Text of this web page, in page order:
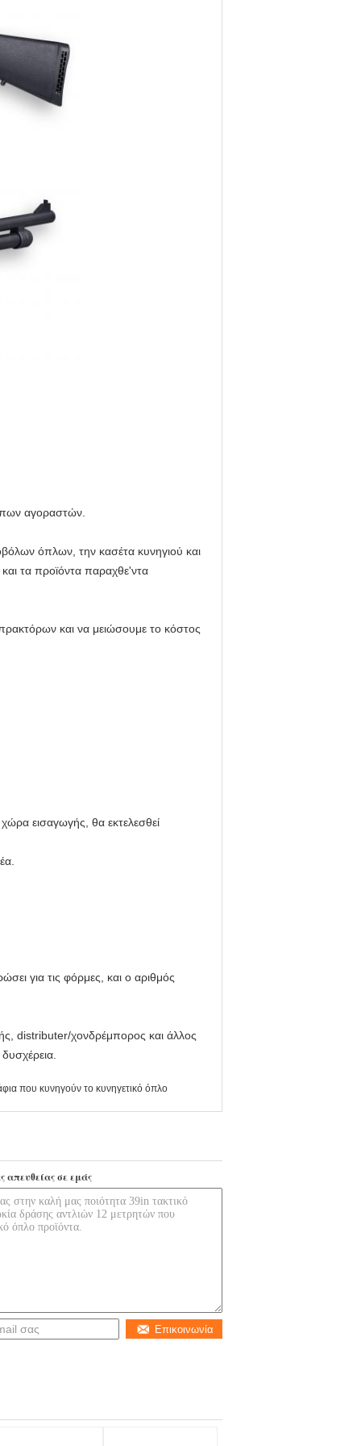
αγοραστών.
όπλων, την κασέτα κυνηγιού και
τα προϊόντα παραχθε'ντα
και να μειώσουμε το κόστος
εισαγωγής, θα εκτελεσθεί
για τις φόρμες, και ο αριθμός
distributer/χονδρέμπορος και άλλος
που κυνηγούν το κυνηγετικό όπλο
απευθείας σε εμάς
Επικοινωνία